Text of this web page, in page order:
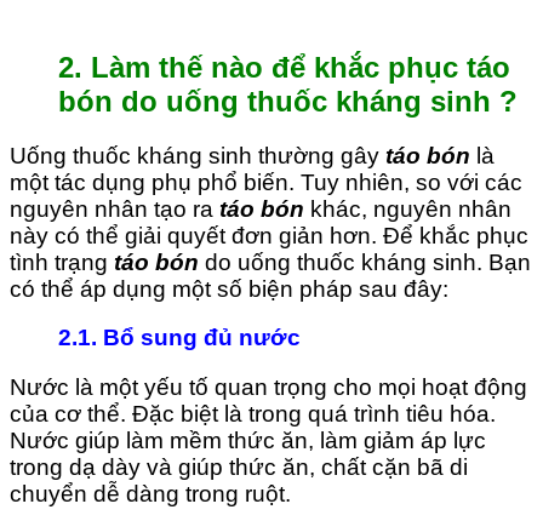
2. Làm thế nào để khắc phục táo
bón do uống thuốc kháng sinh ?
Uống thuốc kháng sinh thường gây táo bón là
một tác dụng phụ phổ biến. Tuy nhiên, so với các
nguyên nhân tạo ra táo bón khác, nguyên nhân
này có thể giải quyết đơn giản hơn. Để khắc phục
tình trạng táo bón do uống thuốc kháng sinh. Bạn
có thể áp dụng một số biện pháp sau đây:
2.1. Bổ sung đủ nước
Nước là một yếu tố quan trọng cho mọi hoạt động
của cơ thể. Đặc biệt là trong quá trình tiêu hóa.
Nước giúp làm mềm thức ăn, làm giảm áp lực
trong dạ dày và giúp thức ăn, chất cặn bã di
chuyển dễ dàng trong ruột.